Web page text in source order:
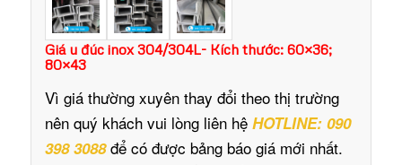
Giá u đúc inox 304/304L- Kích thước: 60×36;
80×43
Vì giá thường xuyên thay đổi theo thị trường
nên quý khách vui lòng liên hệ HOTLINE: 090
398 3088để có được bảng báo giá mới nhất.